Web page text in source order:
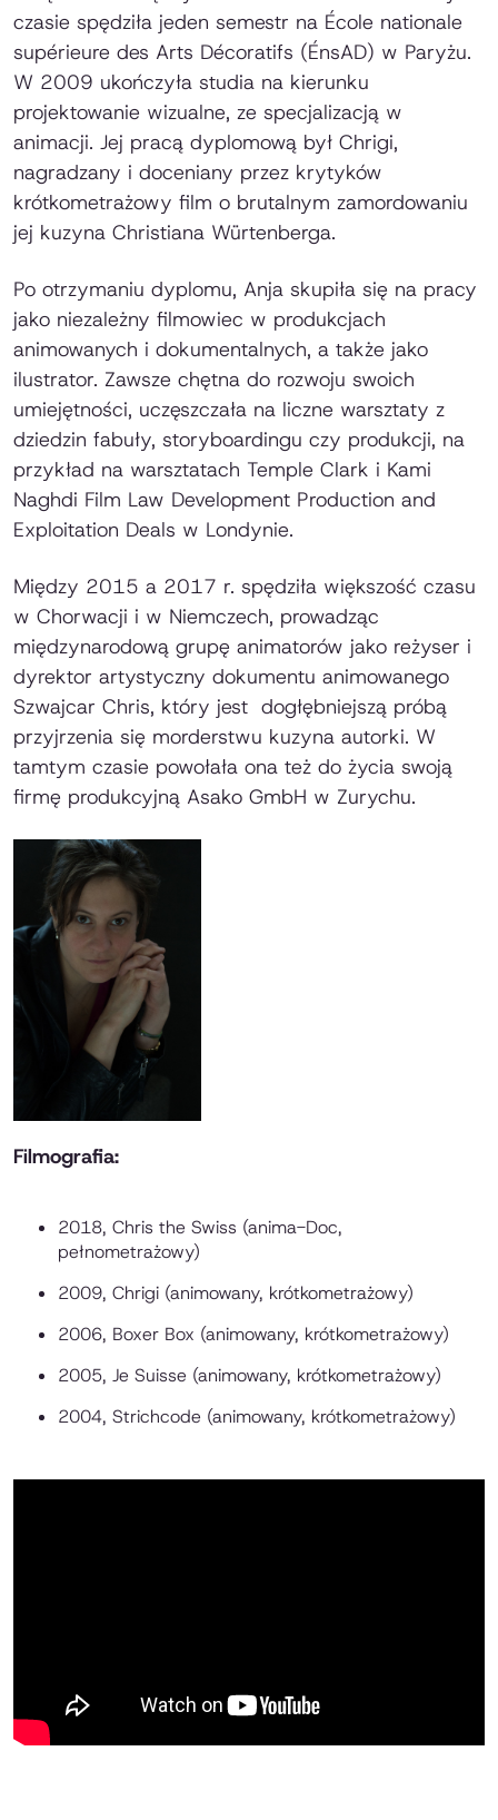
czasie spędziła jeden semestr na École nationale
supérieure des Arts Décoratifs (ÉnsAD) w Paryżu.
W 2009 ukończyła studia na kierunku
projektowanie wizualne, ze specjalizacją w
animacji. Jej pracą dyplomową był Chrigi,
nagradzany i doceniany przez krytyków
krótkometrażowy film o brutalnym zamordowaniu
jej kuzyna Christiana Würtenberga.
Po otrzymaniu dyplomu, Anja skupiła się na pracy
jako niezależny filmowiec w produkcjach
animowanych i dokumentalnych, a także jako
ilustrator. Zawsze chętna do rozwoju swoich
umiejętności, uczęszczała na liczne warsztaty z
dziedzin fabuły, storyboardingu czy produkcji, na
przykład na warsztatach Temple Clark i Kami
Naghdi Film Law Development Production and
Exploitation Deals w Londynie.
Między 2015 a 2017 r. spędziła większość czasu
w Chorwacji i w Niemczech, prowadząc
międzynarodową grupę animatorów jako reżyser i
dyrektor artystyczny dokumentu animowanego
Szwajcar Chris, który jest dogłębniejszą próbą
przyjrzenia się morderstwu kuzyna autorki. W
tamtym czasie powołała ona też do życia swoją
firmę produkcyjną Asako GmbH w Zurychu.
Filmografia:
2018, Chris the Swiss (anima-Doc,
pełnometrażowy)
2009, Chrigi (animowany, krótkometrażowy)
2006, Boxer Box (animowany, krótkometrażowy)
2005, Je Suisse (animowany, krótkometrażowy)
2004, Strichcode (animowany, krótkometrażowy)